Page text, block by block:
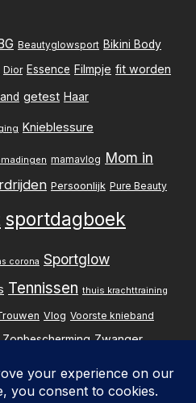
Beautyglowsport Bikini Body
Dior Essence Filmpje fit worden
getest Haar
Knieblessure
mamavlog Mom in
Persoonlijk Pure Beauty
sportdagboek
corona Sportglow
Tennissen thuis krachttraining
Vlog Voorste knieband
Zonbescherming Zwanger